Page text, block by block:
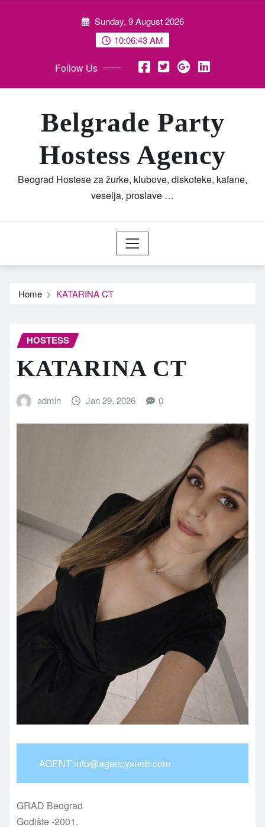
Sunday, 9 August 2026
10:06:45 AM
Follow Us
Belgrade Party
Hostess Agency
Beograd Hostese za žurke, klubove, diskoteke, kafane,
veselja, proslave …
Home KATARINA CT
HOSTESS
KATARINA CT
admin Jan 29, 2026 0
AGENT info@agencysnob.com
GRAD Beograd
Godište -2001.